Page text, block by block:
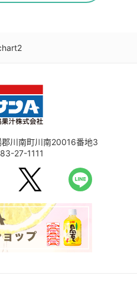
郡川南町川南20016番地3
27-1111